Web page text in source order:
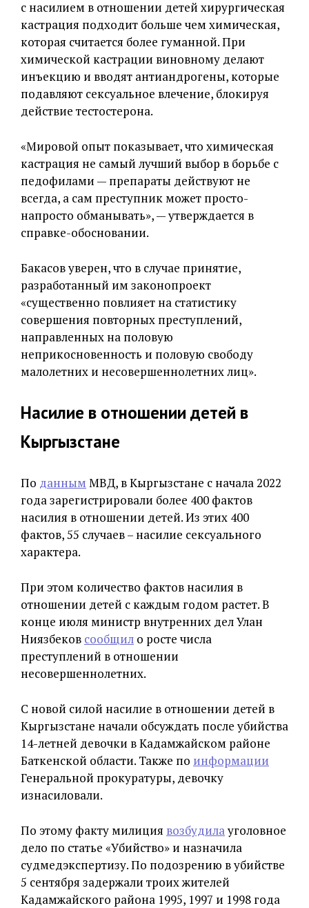
с насилием в отношении детей хирургическая
кастрация подходит больше чем химическая,
которая считается более гуманной. При
химической кастрации виновному делают
инъекцию и вводят антиандрогены, которые
подавляют сексуальное влечение, блокируя
действие тестостерона.
«Мировой опыт показывает, что химическая
кастрация не самый лучший выбор в борьбе с
педофилами — препараты действуют не
всегда, а сам преступник может просто-
напросто обманывать», — утверждается в
справке-обосновании.
Бакасов уверен, что в случае принятие,
разработанный им законопроект
«существенно повлияет на статистику
совершения повторных преступлений,
направленных на половую
неприкосновенность и половую свободу
малолетних и несовершеннолетних лиц».
Насилие в отношении детей в
Кыргызстане
По данным МВД, в Кыргызстане с начала 2022
года зарегистрировали более 400 фактов
насилия в отношении детей. Из этих 400
фактов, 55 случаев – насилие сексуального
характера.
При этом количество фактов насилия в
отношении детей с каждым годом растет. В
конце июля министр внутренних дел Улан
Ниязбеков сообщил о росте числа
преступлений в отношении
несовершеннолетних.
С новой силой насилие в отношении детей в
Кыргызстане начали обсуждать после убийства
14-летней девочки в Кадамжайском районе
Баткенской области. Также по информации
Генеральной прокуратуры, девочку
изнасиловали.
По этому факту милиция возбудилауголовное
дело по статье «Убийство» и назначила
судмедэкспертизу. По подозрению в убийстве
5 сентября задержали троих жителей
Кадамжайского района 1995, 1997 и 1998 года